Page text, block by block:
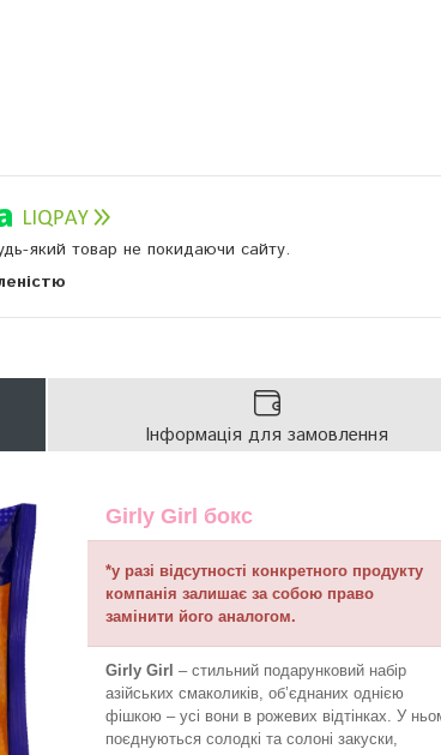
який товар не покидаючи сайту.
Інформація для замовлення
Girly Girl бокс
*у разі відсутності конкретного продукту
компанія залишає за собою право
замінити його аналогом.
Girly Girl – стильний подарунковий набір
азійських смаколиків, об’єднаних однією
фішкою – усі вони в рожевих відтінках. У
поєднуються солодкі та солоні закуски,